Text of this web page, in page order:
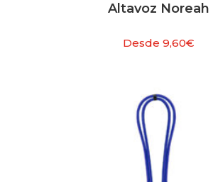
Altavoz Noreah
Desde9,60€